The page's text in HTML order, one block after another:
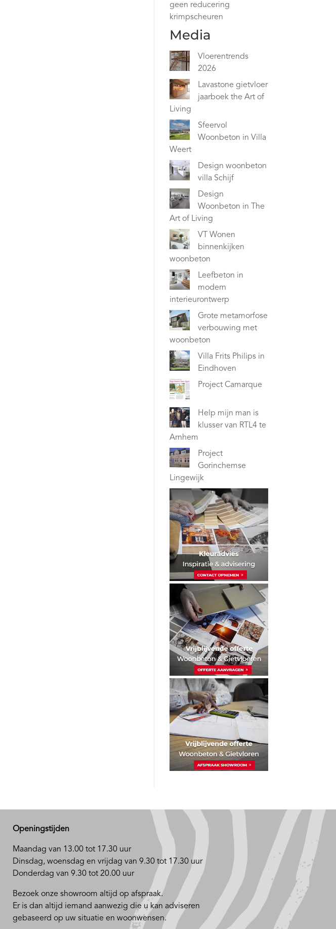
geen reducering
krimpscheuren
Media
Vloerentrends
2026
Lavastone gietvloer
jaarboek the Art of
Living
Sfeervol
Woonbeton in Villa
Weert
Design woonbeton
villa Schijf
Design
Woonbeton in The
Art of Living
VT Wonen
binnenkijken
woonbeton
Leefbeton in
modern
interieurontwerp
Grote metamorfose
verbouwing met
woonbeton
Villa Frits Philips in
Eindhoven
Project Camarque
Help mijn man is
klusser van RTL4 te
Arnhem
Project
Gorinchemse
Lingewijk
Openingstijden
Maandag van 13.00 tot 17.30 uur
Dinsdag, woensdag en vrijdag van 9.30 tot 17.30 uur
Donderdag van 9.30 tot 20.00 uur
Bezoek onze showroom altijd op afspraak.
Er is dan altijd iemand aanwezig die u kan adviseren
gebaseerd op uw situatie en woonwensen.